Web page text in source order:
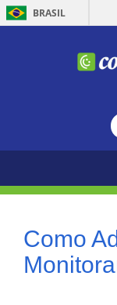
BRASIL
Como